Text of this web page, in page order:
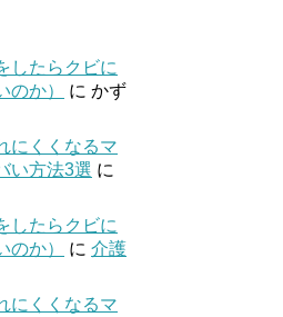
したらクビに
か）
に かず
にくくなるマ
い方法3選 に
したらクビに
か）
に 介護
にくくなるマ